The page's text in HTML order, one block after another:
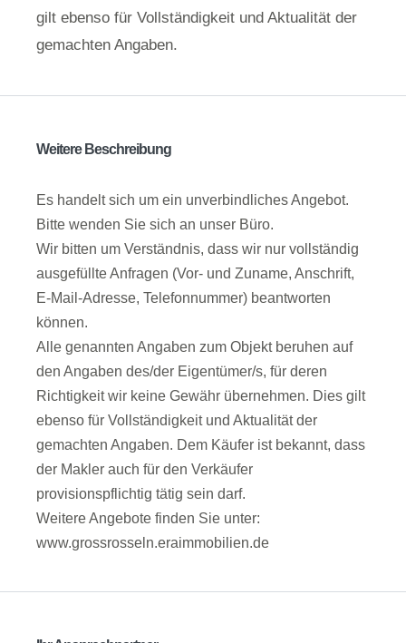
gilt ebenso für Vollständigkeit und Aktualität der
gemachten Angaben.
Weitere Beschreibung
Es handelt sich um ein unverbindliches Angebot.
Bitte wenden Sie sich an unser Büro.
Wir bitten um Verständnis, dass wir nur vollständig
ausgefüllte Anfragen (Vor- und Zuname, Anschrift,
E-Mail-Adresse, Telefonnummer) beantworten
können.
Alle genannten Angaben zum Objekt beruhen auf
den Angaben des/der Eigentümer/s, für deren
Richtigkeit wir keine Gewähr übernehmen. Dies gilt
ebenso für Vollständigkeit und Aktualität der
gemachten Angaben. Dem Käufer ist bekannt, dass
der Makler auch für den Verkäufer
provisionspflichtig tätig sein darf.
Weitere Angebote finden Sie unter:
www.grossrosseln.eraimmobilien.de